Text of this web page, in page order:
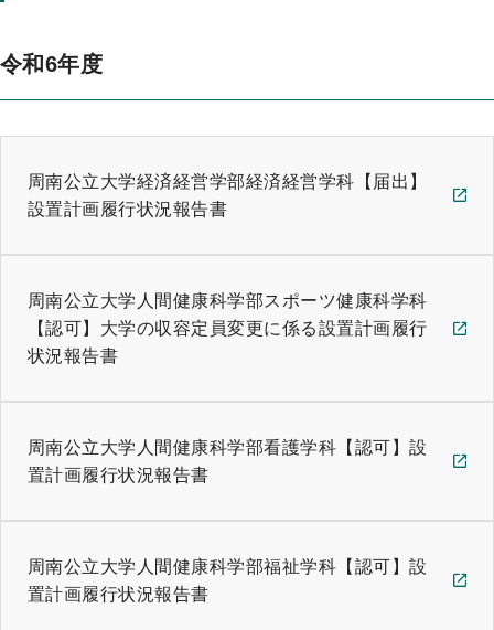
令和6年度
周南公立大学経済経営学部経済経営学科【届出】
設置計画履行状況報告書
周南公立大学人間健康科学部スポーツ健康科学科
【認可】大学の収容定員変更に係る設置計画履行
状況報告書
周南公立大学人間健康科学部看護学科【認可】設
置計画履行状況報告書
周南公立大学人間健康科学部福祉学科【認可】設
置計画履行状況報告書